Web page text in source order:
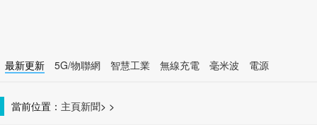
最新更新 5G/物聯網 智慧工業 無線充電 毫米波
電源
當前位置： 主頁 >
新聞 >